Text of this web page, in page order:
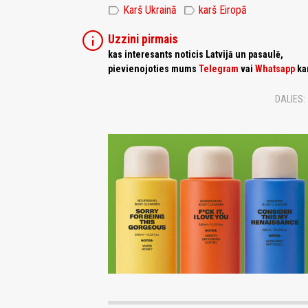
label Karš Ukrainā label karš Eiropā
info Uzzini pirmais
kas interesants noticis Latvijā un pasaulē,
pievienojoties mums Telegram vai Whatsapp
DALIES: